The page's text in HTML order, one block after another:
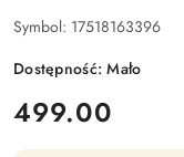
Symbol: 17518163396
Dostępność:Mało
cena:
499.00